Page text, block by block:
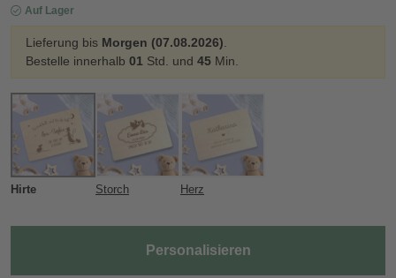
Auf Lager
Lieferung bis Morgen (07.08.2026).
Bestelle innerhalb 01 Std. und 45 Min.
Hirte Storch Herz
Personalisieren